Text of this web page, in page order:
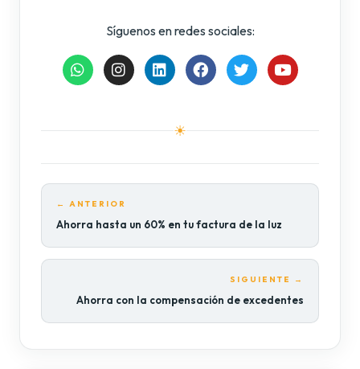
Síguenos en redes sociales:
W
h
a
a
p
I
n
s
g
a
m
L
i
n
d
n
F
a
c
o
k
T
w
i
e
Y
o
u
b
☀
← ANTERIOR
Ahorra hasta un 60% en tu factura de la luz
SIGUIENTE →
Ahorra con la compensación de excedentes